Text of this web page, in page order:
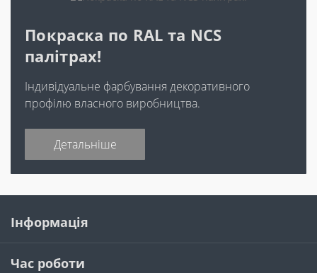
Покраска по RAL та NCS
палітрах!
Індивідуальне фарбування декоративного
профілю власного виробництва.
Детальніше
Інформація
Час роботи